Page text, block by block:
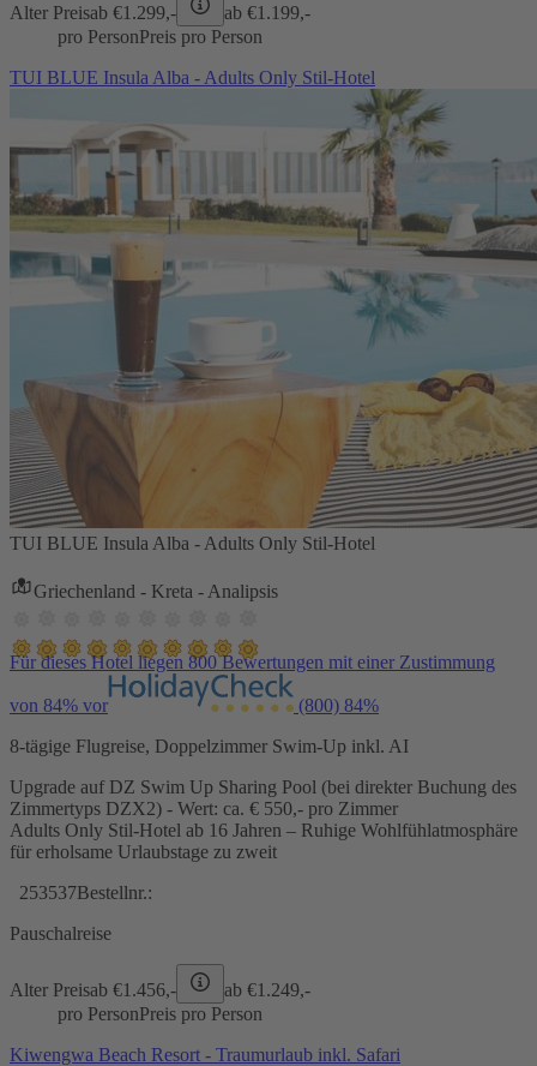
Alter Preisab €1.299,- ab €1.199,-
pro PersonPreis pro Person
TUI BLUE Insula Alba - Adults Only Stil-Hotel
TUI BLUE Insula Alba - Adults Only Stil-Hotel
Griechenland - Kreta - Analipsis
Für dieses Hotel liegen 800 Bewertungen mit einer Zustimmung
von 84% vor (800) 84%
8-tägige Flugreise, Doppelzimmer Swim-Up inkl. AI
Upgrade auf DZ Swim Up Sharing Pool (bei direkter Buchung des
Zimmertyps DZX2) - Wert: ca. € 550,- pro Zimmer
Adults Only Stil-Hotel ab 16 Jahren – Ruhige Wohlfühlatmosphäre
für erholsame Urlaubstage zu zweit
253537Bestellnr.:
Pauschalreise
Alter Preisab €1.456,- ab €1.249,-
pro PersonPreis pro Person
Kiwengwa Beach Resort - Traumurlaub inkl. Safari